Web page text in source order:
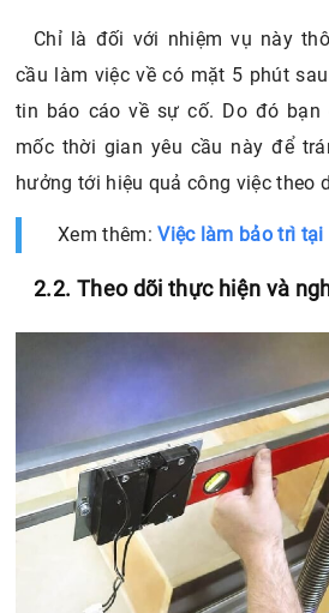
Chỉ là đối với nhiệm vụ này
cầu làm việc về có mặt 5 phút
tin báo cáo về sự cố. Do đó
mốc thời gian yêu cầu này để
hưởng tới hiệu quả công việc theo
Xem thêm:Việc làm bảo trì tại
2.2. Theo dõi thực hiện và